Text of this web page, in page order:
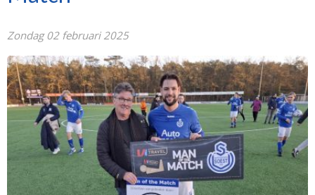
Zondag 02 februari 2025